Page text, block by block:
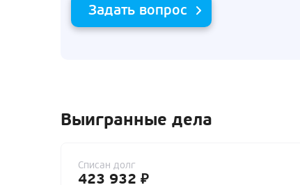
Задать вопрос
Выигранные дела
Списан долг
423 932 ₽